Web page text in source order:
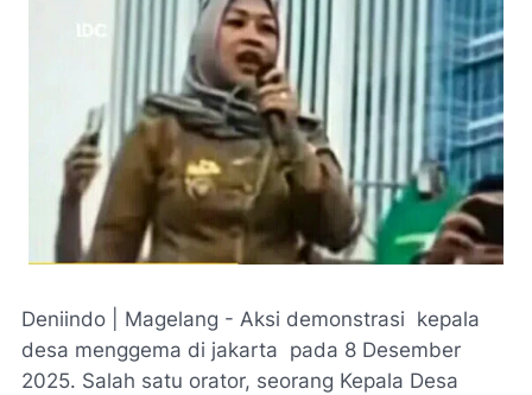
Deniindo | Magelang - Aksi demonstrasi kepala
desa menggema di jakarta pada 8 Desember
2025. Salah satu orator, seorang Kepala Desa